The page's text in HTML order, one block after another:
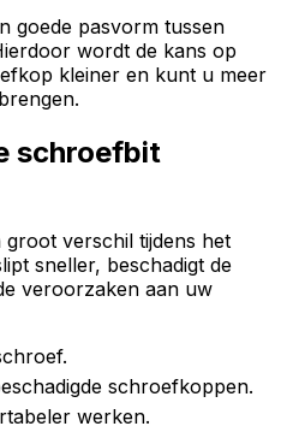
goede pasvorm tussen
wordt de kans op
kleiner en kunt u meer
schroefbit
groot verschil tijdens het
sneller, beschadigt de
veroorzaken aan uw
schroefkoppen.
werken.